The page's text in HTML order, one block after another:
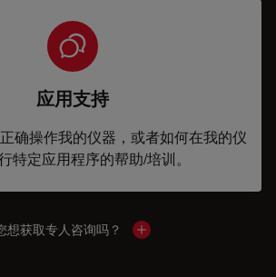
应用支持
确操作我的仪器，或者如何在我的仪
特定应用程序的帮助/培训。
想获取专人咨询吗？ Show local contacts